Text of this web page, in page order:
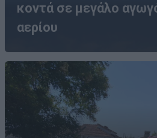
κοντά σε μεγάλο
αερίου